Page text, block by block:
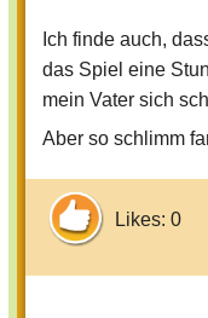
Ich finde auch,
das Spiel eine
mein Vater sich
Aber so schlimm
Likes: 0